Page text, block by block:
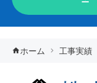
ホーム 工事実績